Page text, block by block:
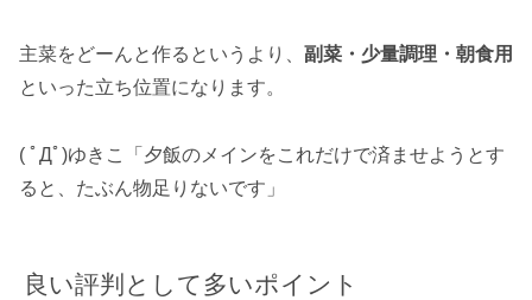
主菜をどーんと作るというより、 副菜・少量調理・朝食用
といった立ち位置になります。
( ﾟДﾟ)ゆきこ「夕飯のメインをこれだけで済ませようとす
ると、たぶん物足りないです」
良い評判として多いポイント